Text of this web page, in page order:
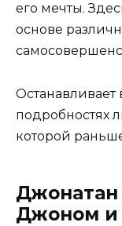
его мечты.
основе
подробностях
которой
Джонатан
Джоном и